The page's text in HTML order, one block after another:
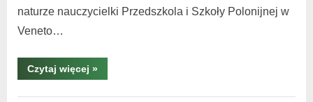
naturze nauczycielki Przedszkola i Szkoły Polonijnej w
Veneto…
Czytaj więcej »